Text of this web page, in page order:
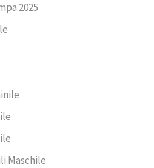
2025
Maschile